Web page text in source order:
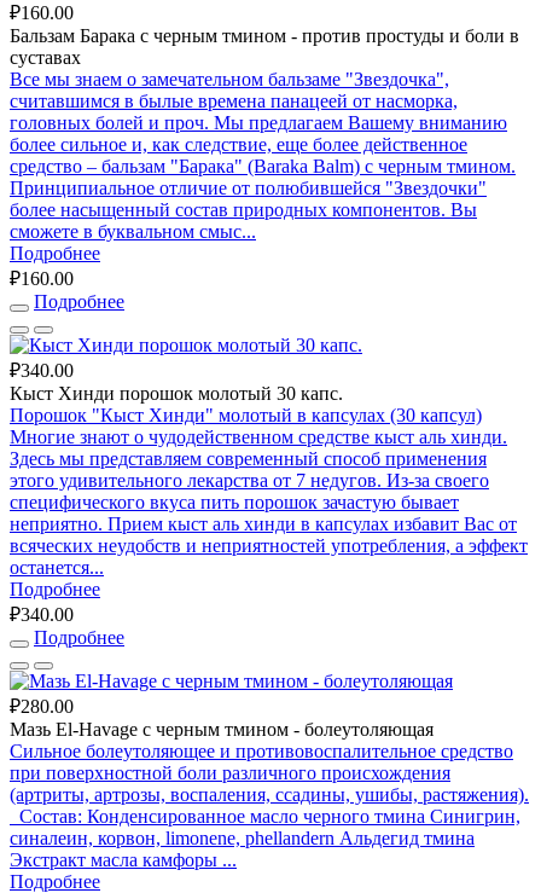
₽160.00
Бальзам Барака с черным тмином - против простуды и боли в
суставах
Все мы знаем о замечательном бальзаме "Звездочка",
считавшимся в былые времена панацеей от насморка,
головных болей и проч. Мы предлагаем Вашему вниманию
более сильное и, как следствие, еще более действенное
средство – бальзам "Барака" (Baraka Balm) с черным тмином.
Принципиальное отличие от полюбившейся "Звездочки"
более насыщенный состав природных компонентов. Вы
сможете в буквальном смыс...
Подробнее
₽160.00
Подробнее
₽340.00
Кыст Хинди порошок молотый 30 капс.
Порошок "Кыст Хинди" молотый в капсулах (30 капсул)
Многие знают о чудодейственном средстве кыст аль хинди.
Здесь мы представляем современный способ применения
этого удивительного лекарства от 7 недугов. Из-за своего
специфического вкуса пить порошок зачастую бывает
неприятно. Прием кыст аль хинди в капсулах избавит Вас от
всяческих неудобств и неприятностей употребления, а эффект
останется...
Подробнее
₽340.00
Подробнее
₽280.00
Мазь El-Havage с черным тмином - болеутоляющая
Сильное болеутоляющее и противовоспалительное средство
при поверхностной боли различного происхождения
(артриты, артрозы, воспаления, ссадины, ушибы, растяжения).
Состав: Конденсированное масло черного тмина Синигрин,
синалеин, корвон, limonene, phellandern Альдегид тмина
Экстракт масла камфоры ...
Подробнее